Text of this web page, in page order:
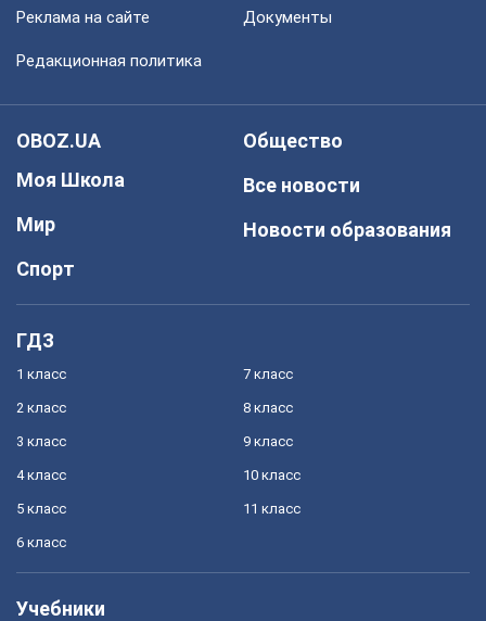
Реклама на сайте Документы
Редакционная политика
OBOZ.UA
Моя Школа
Мир
Спорт
Общество
Все новости
Новости образования
ГДЗ
1 класс
2 класс
3 класс
4 класс
5 класс
6 класс
7 класс
8 класс
9 класс
10 класс
11 класс
Учебники